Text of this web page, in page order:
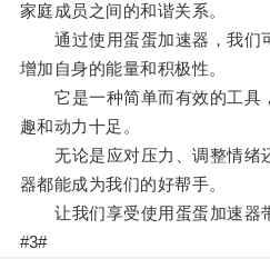
家庭成员之间的和谐关系。
通过使用蛋蛋加速器，我们
增加自身的能量和积极性。
它是一种简单而有效的工具
趣和动力十足。
无论是应对压力、调整情绪
器都能成为我们的好帮手。
让我们享受使用蛋蛋加速器带
#3#